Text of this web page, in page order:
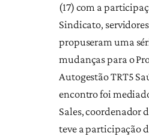
(17) com a
Sindicato,
propuseram uma
mudanças para o
Autogestão TRT5
encontro foi
Sales, coordenador
teve a participação